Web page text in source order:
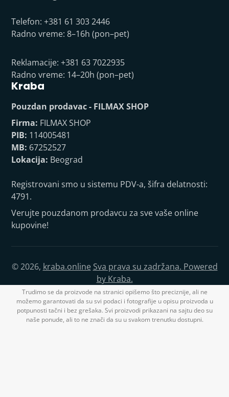
Telefon: +381 61 303 2446
Radno vreme: 8–16h (pon–pet)
Reklamacije: +381 63 7022935
Radno vreme: 14–20h (pon–pet)
Kraba
Pouzdan prodavac - FILMAX SHOP
Firma: FILMAX SHOP
PIB: 114005481
MB: 67252527
Lokacija: Beograd
Registrovani smo u sistemu PDV-a, šifra delatnosti:
4791.
Verujte pouzdanom prodavcu za sve vaše online
kupovine!
© 2026, kraba.online Sva prava su zadržana. Powered
by Kraba.
Trudimo se da proizvode na stranici opišemo što preciznije, ali ne
možemo garantovati da su svi podaci i fotografije u opisu proizvoda u
potpunosti tačni i bez grešaka. Svi proizvodi prikazani na sajtu deo su
naše ponude, ali to ne znači da su u svakom trenutku dostupni.